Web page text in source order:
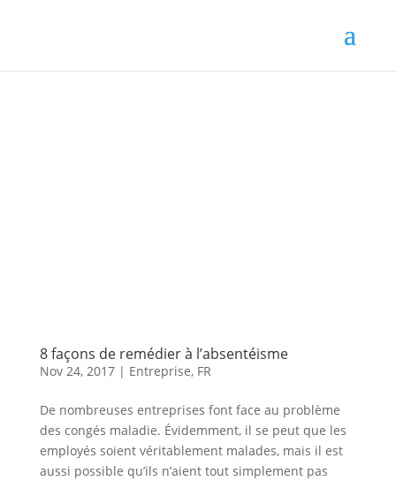
8 façons de remédier à l’absentéisme
Nov 24, 2017| Entreprise, FR
De nombreuses entreprises font face au problème
des congés maladie. Évidemment, il se peut que les
employés soient véritablement malades, mais il est
aussi possible qu’ils n’aient tout simplement pas